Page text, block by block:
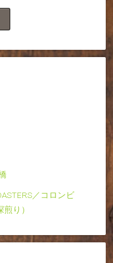
／コロンビ
り）